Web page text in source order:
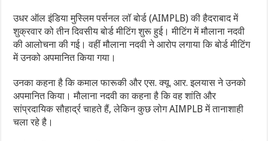
उधर ऑल इंडिया मुस्लिम पर्सनल लॉ बोर्ड (AIMPLB) की हैदराबाद में
शुक्रवार को तीन दिवसीय बोर्ड मीटिंग शुरू हुई। मीटिंग में मौलाना नदवी
की आलोचना की गई। वहीं मौलाना नदवी ने आरोप लगाया कि बोर्ड मीटिंग
में उनको अपमानित किया गया।
उनका कहना है कि कमाल फारूकी और एस. क्यू. आर. इलयास ने उनको
अपमानित किया। मौलाना नदवी का कहना है कि वह शांति और
सांप्रदायिक सौहार्द्र चाहते हैं, लेकिन कुछ लोग AIMPLB में तानाशाही
चला रहे है।